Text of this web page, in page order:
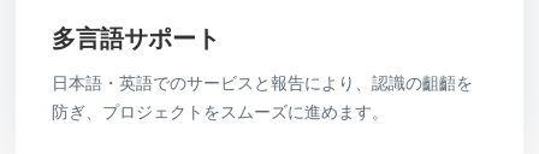
多言語サポート
日本語・英語でのサービスと報告により、認識の齟齬を
防ぎ、プロジェクトをスムーズに進めます。